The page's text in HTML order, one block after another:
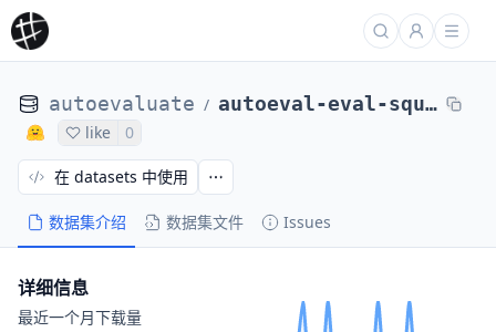
autoevaluate / autoeval-eval-squad-plain_text-c5ffde-65417145560
like 0
数据集介绍 数据集文件 Issues
在 datasets 中使用
详细信息
最近一个月下载量